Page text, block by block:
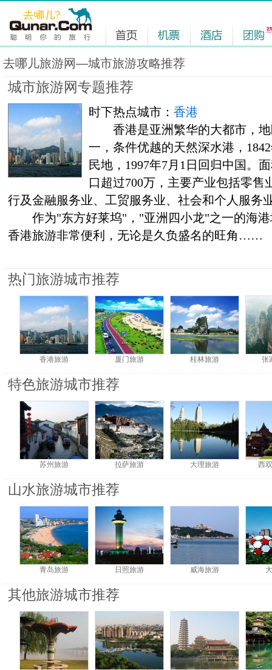
去哪儿旅游网—城市旅游攻略推荐
城市旅游网专题推荐
时下热点城市： 香港
香港是亚洲繁华的大都市，地
一，条件优越的天然深水港，
民地，1997年7月1日回归中国。
口超过700万，主要产业包括零售
行及金融服务业、工贸服务业、社会和个人服务
作为"东方好莱坞"，"亚洲四小龙"之一的海港
香港旅游非常便利，无论是久负盛名的旺角……
热门旅游城市推荐
香港旅游 厦门旅游 桂林旅游 张
特色旅游城市推荐
苏州旅游 拉萨旅游 大理旅游 西
山水旅游城市推荐
青岛旅游 日照旅游 威海旅游
其他旅游城市推荐